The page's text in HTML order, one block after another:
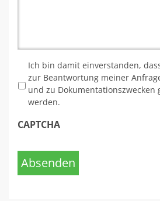
Ich bin damit einverstanden,
zur Beantwortung meiner
und zu Dokumentationszwecken
werden.
CAPTCHA
Absenden